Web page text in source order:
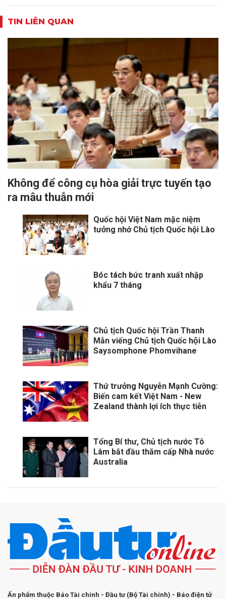
TIN LIÊN QUAN
Không để công cụ hòa giải trực tuyến tạo
ra mâu thuẫn mới
Quốc hội Việt Nam mặc niệm
tưởng nhớ Chủ tịch Quốc hội Lào
Bóc tách bức tranh xuất nhập
khẩu 7 tháng
Chủ tịch Quốc hội Trần Thanh
Mẫn viếng Chủ tịch Quốc hội Lào
Saysomphone Phomvihane
Thứ trưởng Nguyễn Mạnh Cường:
Biến cam kết Việt Nam - New
Zealand thành lợi ích thực tiễn
Tổng Bí thư, Chủ tịch nước Tô
Lâm bắt đầu thăm cấp Nhà nước
Australia
Ấn phẩm thuộc Báo Tài chính - Đầu tư (Bộ Tài chính) - Báo điện tử